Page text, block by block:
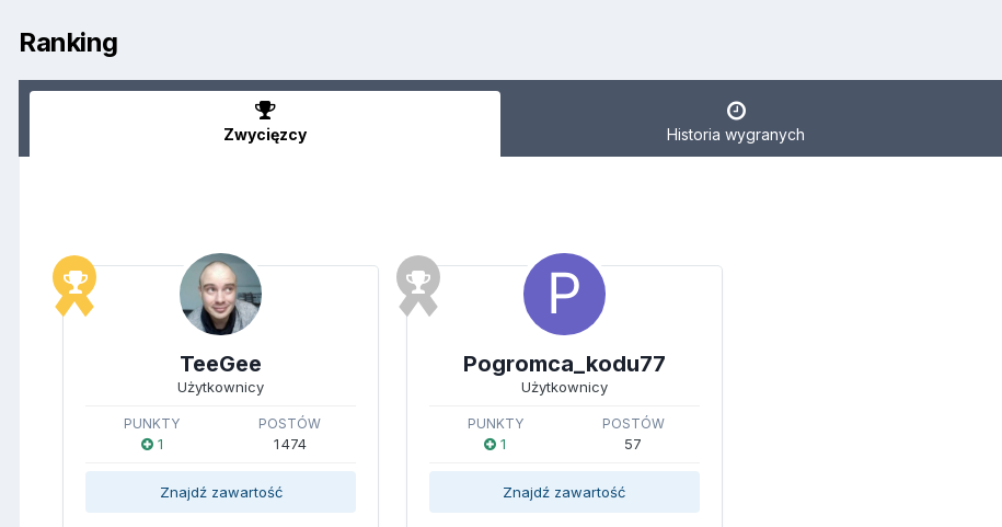
Ranking
Zwycięzcy Historia wygranych
TeeGee
Użytkownicy
PUNKTY
1
POSTÓW
1 474
Znajdź zawartość
Pogromca_kodu77
Użytkownicy
PUNKTY
1
POSTÓW
57
Znajdź zawartość